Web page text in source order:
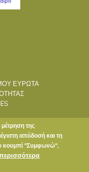
ΕΥΡΩΤΑ
ΕΥΡΩΤΑ
της
απόδοσή και τη
κουμπί "Συμφωνώ",